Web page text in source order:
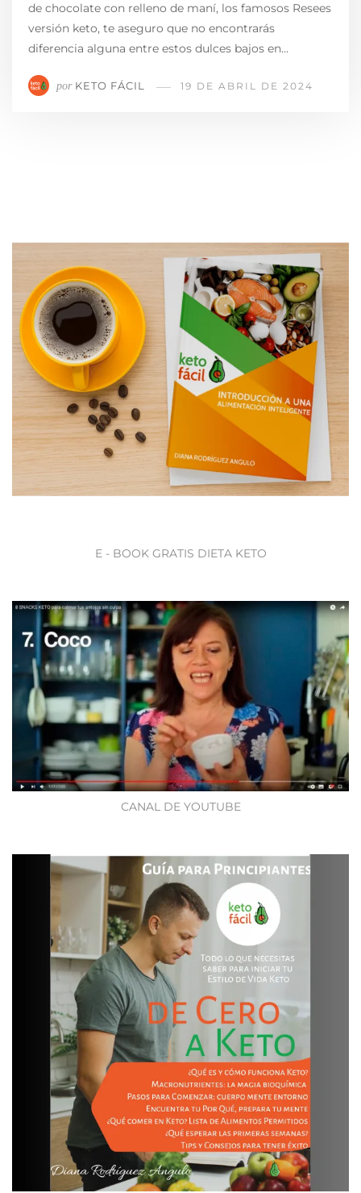
de chocolate con relleno de maní, los famosos Resees
versión keto, te aseguro que no encontrarás
diferencia alguna entre estos dulces bajos en…
por KETO FÁCIL 19 DE ABRIL DE 2024
E - BOOK GRATIS DIETA KETO
CANAL DE YOUTUBE